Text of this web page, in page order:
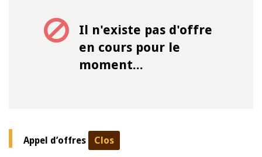
Il n'existe pas d'offre
en cours pour le
moment...
Appel d’offres Clos